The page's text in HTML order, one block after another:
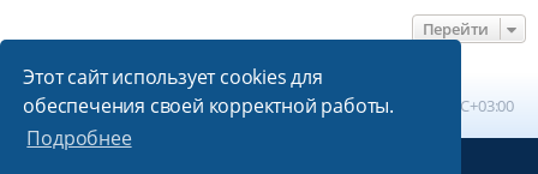
Этот сайт использует cookies для
обеспечения своей корректной работы.
Подробнее
Перейти
Главная Список форумов Часовой пояс: UTC+03:00